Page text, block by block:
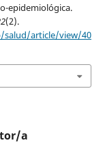
epidemiológica.
(2).
salud/article/view/40
a